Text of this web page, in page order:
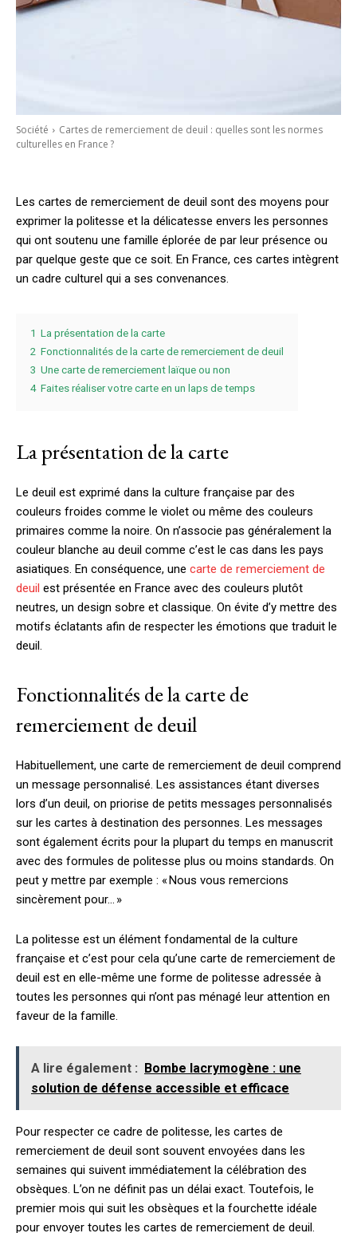
Société
Cartes de remerciement de deuil : quelles sont les normes
culturelles en France ?
Les cartes de remerciement de deuil sont des moyens pour
exprimer la politesse et la délicatesse envers les personnes
qui ont soutenu une famille éplorée de par leur présence ou
par quelque geste que ce soit. En France, ces cartes intègrent
un cadre culturel qui a ses convenances.
1 La présentation de la carte
2 Fonctionnalités de la carte de remerciement de deuil
3 Une carte de remerciement laïque ou non
4 Faites réaliser votre carte en un laps de temps
La présentation de la carte
Le deuil est exprimé dans la culture française par des
couleurs froides comme le violet ou même des couleurs
primaires comme la noire. On n’associe pas généralement la
couleur blanche au deuil comme c’est le cas dans les pays
asiatiques. En conséquence, une carte de remerciement de
deuil est présentée en France avec des couleurs plutôt
neutres, un design sobre et classique. On évite d’y mettre des
motifs éclatants afin de respecter les émotions que traduit le
deuil.
Fonctionnalités de la carte de
remerciement de deuil
Habituellement, une carte de remerciement de deuil comprend
un message personnalisé. Les assistances étant diverses
lors d’un deuil, on priorise de petits messages personnalisés
sur les cartes à destination des personnes. Les messages
sont également écrits pour la plupart du temps en manuscrit
avec des formules de politesse plus ou moins standards. On
peut y mettre par exemple : « Nous vous remercions
sincèrement pour… »
La politesse est un élément fondamental de la culture
française et c’est pour cela qu’une carte de remerciement de
deuil est en elle-même une forme de politesse adressée à
toutes les personnes qui n’ont pas ménagé leur attention en
faveur de la famille.
A lire également : Bombe lacrymogène : une
solution de défense accessible et efficace
Pour respecter ce cadre de politesse, les cartes de
remerciement de deuil sont souvent envoyées dans les
semaines qui suivent immédiatement la célébration des
obsèques. L’on ne définit pas un délai exact. Toutefois, le
premier mois qui suit les obsèques et la fourchette idéale
pour envoyer toutes les cartes de remerciement de deuil.